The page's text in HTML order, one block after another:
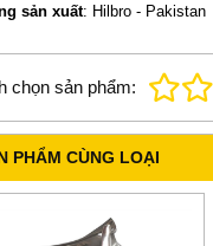
sản xuất: Hilbro - Pakistan
chọn sản phẩm:
PHẨM CÙNG LOẠI